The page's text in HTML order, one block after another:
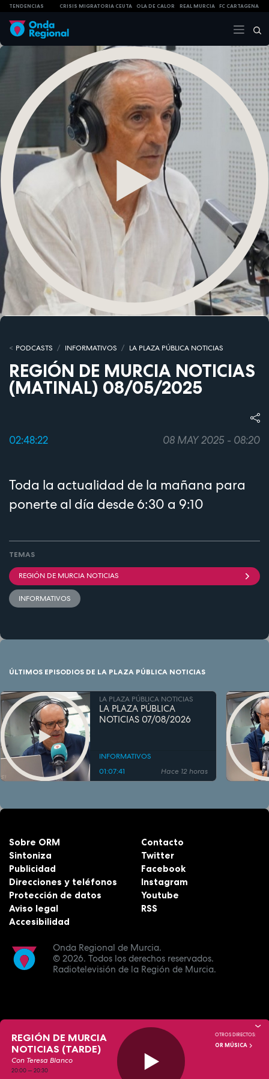
TENDENCIAS CRISIS MIGRATORIA CEUTA OLA DE CALOR REAL MURCIA FC CARTAGENA
PODCASTS INFORMATIVOS LA PLAZA PÚBLICA NOTICIAS
REGIÓN DE MURCIA NOTICIAS
(MATINAL) 08/05/2025
02:48:22 08 MAY 2025 - 08:20
Toda la actualidad de la mañana para
ponerte al día desde 6:30 a 9:10
TEMAS
REGIÓN DE MURCIA NOTICIAS
INFORMATIVOS
ÚLTIMOS EPISODIOS DE LA PLAZA PÚBLICA NOTICIAS
LA PLAZA PÚBLICA NOTICIAS
LA PLAZA PÚBLICA
NOTICIAS 07/08/2026
INFORMATIVOS
01:07:41
Hace 12 horas
Onda Regional de Murcia.
© 2026. Todos los derechos reservados.
Radiotelevisión de la Región de Murcia.
Sobre ORM
Sintoniza
Publicidad
Direcciones y teléfonos
Protección de datos
Aviso legal
Accesibilidad
Contacto
Twitter
Facebook
Instagram
Youtube
RSS
REGIÓN DE MURCIA
NOTICIAS (TARDE)
Con Teresa Blanco
20:00—20:30
OTROS DIRECTOS:
OR MÚSICA